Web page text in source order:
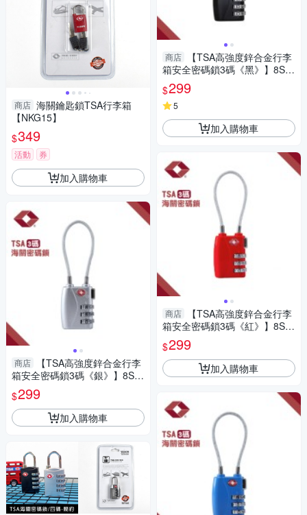
商店 海關鑰匙鎖TSA行李箱
【NKG15】
$349
活動 券
加入購物車
商店
【TSA高強度鋅合金行李
箱安全密碼鎖3碼《銀》】8SG
TSA719S/防盜鎖/海關鎖/行李
鎖
$299
加入購物車
商店
【TSA高強度鋅合金行李
箱安全密碼鎖3碼《黑》】8SG
TSA7191/防盜鎖/海關鎖/行李
鎖
$299
5
加入購物車
商店
【TSA高強度鋅合金行李
箱安全密碼鎖3碼《紅》】8SG
TSA719R/防盜鎖/海關鎖/行李
鎖
$299
加入購物車